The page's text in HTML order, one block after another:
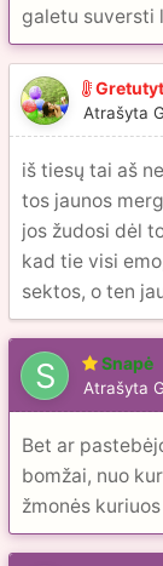
galetu suversti
Atrašyta
iš tiesų tai aš
tos jaunos
jos žudosi dėl
kad tie visi
sektos, o ten
Snapė
Atrašyta
Bet ar
bomžai, nuo
žmonės